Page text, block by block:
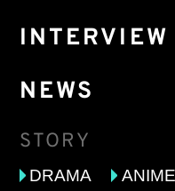
INTERVIEW
NEWS
STORY
DRAMA ANIME